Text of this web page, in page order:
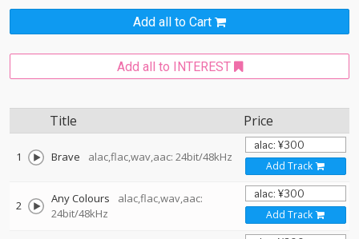
Add all to Cart
Add all to INTEREST
Title Price
1 Brave alac,flac,wav,aac: 24bit/48kHz
Add Track
2 Any Colours
alac,flac,wav,aac:
24bit/48kHz
Add Track